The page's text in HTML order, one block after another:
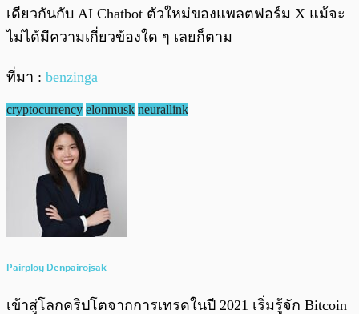
เดียวกันกับ AI Chatbot ตัวใหม่ของแพลตฟอร์ม X แม้จะ
ไม่ได้มีความเกี่ยวข้องใด ๆ เลยก็ตาม
ที่มา : benzinga
cryptocurrency elonmusk neurallink
Pairploy Denpairojsak
เข้าสู่โลกคริปโตจากการเทรดในปี 2021 เริ่มรู้จัก Bitcoin